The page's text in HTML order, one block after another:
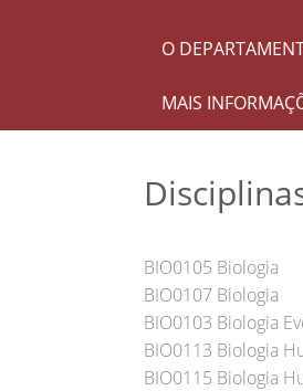
O
MAIS
BIO0105 Biologia
BIO0107 Biologia
BIO0103 Biologia
BIO0113 Biologia
BIO0115 Biologia